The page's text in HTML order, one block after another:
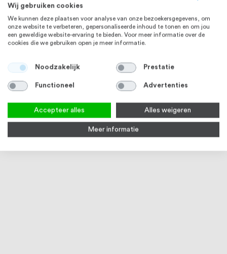
Wij gebruiken cookies
We kunnen deze plaatsen voor analyse van onze bezoekersgegevens, om
onze website te verbeteren, gepersonaliseerde inhoud te tonen en om jou
een geweldige website-ervaring te bieden. Voor meer informatie over de
cookies die we gebruiken open je meer informatie.
Noodzakelijk Prestatie
Functioneel Advertenties
Accepteer alles Alles weigeren
Meer informatie